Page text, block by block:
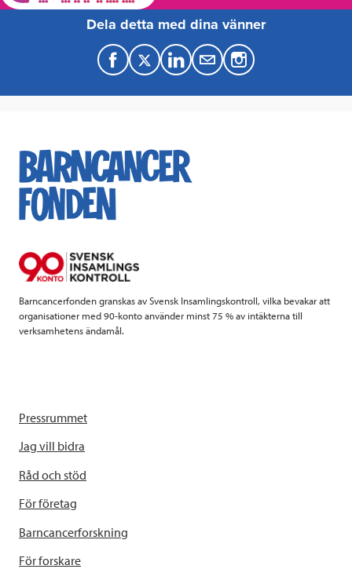
Dela detta med dina vänner
F
a
e
b
k
T
w
t
t
L
i
k
e
M
a
Barncancerfonden granskas av Svensk Insamlingskontroll, vilka bevakar att
organisationer med 90-konto använder minst 75 % av intäkterna till
verksamhetens ändamål.
Pressrummet
Jag vill bidra
Råd och stöd
För företag
Barncancerforskning
För forskare